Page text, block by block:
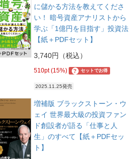
に儲かる方法を教えてくださ
い！ 暗号資産アナリストから
学ぶ「1億円を目指す」投資法
【紙＋PDFセット】
3,740円（税込）
510pt (15%) ? セットでお得
2025.11.25発売
増補版 ブラックストーン・ウ
ェイ 世界最大級の投資ファン
ド創設者が語る「仕事と人
生」のすべて【紙＋PDFセッ
ト】